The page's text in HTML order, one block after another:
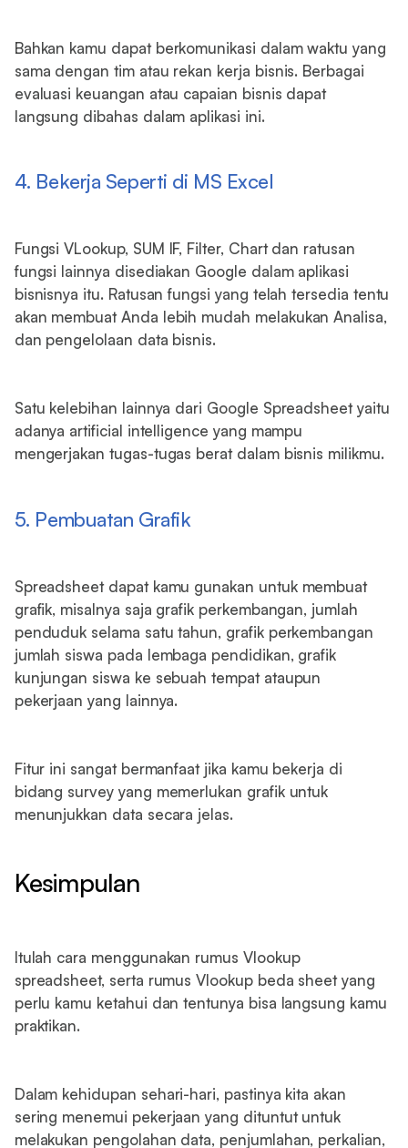
Bahkan kamu dapat berkomunikasi dalam waktu yang
sama dengan tim atau rekan kerja bisnis. Berbagai
evaluasi keuangan atau capaian bisnis dapat
langsung dibahas dalam aplikasi ini.
4. Bekerja Seperti di MS Excel
Fungsi VLookup, SUM IF, Filter, Chart dan ratusan
fungsi lainnya disediakan Google dalam aplikasi
bisnisnya itu. Ratusan fungsi yang telah tersedia tentu
akan membuat Anda lebih mudah melakukan Analisa,
dan pengelolaan data bisnis.
Satu kelebihan lainnya dari Google Spreadsheet yaitu
adanya artificial intelligence yang mampu
mengerjakan tugas-tugas berat dalam bisnis milikmu.
5. Pembuatan Grafik
Spreadsheet dapat kamu gunakan untuk membuat
grafik, misalnya saja grafik perkembangan, jumlah
penduduk selama satu tahun, grafik perkembangan
jumlah siswa pada lembaga pendidikan, grafik
kunjungan siswa ke sebuah tempat ataupun
pekerjaan yang lainnya.
Fitur ini sangat bermanfaat jika kamu bekerja di
bidang survey yang memerlukan grafik untuk
menunjukkan data secara jelas.
Kesimpulan
Itulah cara menggunakan rumus Vlookup
spreadsheet, serta rumus Vlookup beda sheet yang
perlu kamu ketahui dan tentunya bisa langsung kamu
praktikan.
Dalam kehidupan sehari-hari, pastinya kita akan
sering menemui pekerjaan yang dituntut untuk
melakukan pengolahan data, penjumlahan, perkalian,